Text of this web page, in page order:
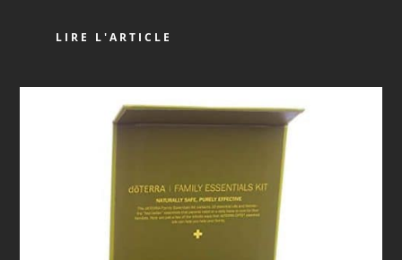
LIRE L'ARTICLE